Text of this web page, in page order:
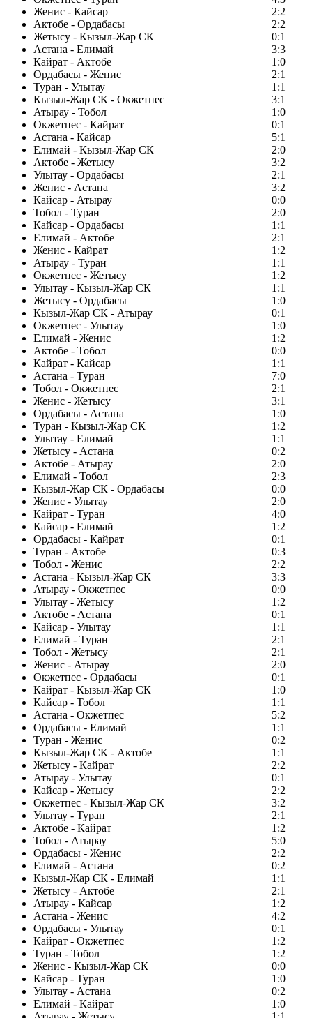
Женис - Кайсар
2:2
Актобе - Ордабасы
2:2
Жетысу - Кызыл-Жар СК
0:1
Астана - Елимай
3:3
Кайрат - Актобе
1:0
Ордабасы - Женис
2:1
Туран - Улытау
1:1
Кызыл-Жар СК - Окжетпес
3:1
Атырау - Тобол
1:0
Окжетпес - Кайрат
0:1
Астана - Кайсар
5:1
Елимай - Кызыл-Жар СК
2:0
Актобе - Жетысу
3:2
Улытау - Ордабасы
2:1
Женис - Астана
3:2
Кайсар - Атырау
0:0
Тобол - Туран
2:0
Кайсар - Ордабасы
1:1
Елимай - Актобе
2:1
Женис - Кайрат
1:2
Атырау - Туран
1:1
Окжетпес - Жетысу
1:2
Улытау - Кызыл-Жар СК
1:1
Жетысу - Ордабасы
1:0
Кызыл-Жар СК - Атырау
0:1
Окжетпес - Улытау
1:0
Елимай - Женис
1:2
Актобе - Тобол
0:0
Кайрат - Кайсар
1:1
Астана - Туран
7:0
Тобол - Окжетпес
2:1
Женис - Жетысу
3:1
Ордабасы - Астана
1:0
Туран - Кызыл-Жар СК
1:2
Улытау - Елимай
1:1
Жетысу - Астана
0:2
Актобе - Атырау
2:0
Елимай - Тобол
2:3
Кызыл-Жар СК - Ордабасы
0:0
Женис - Улытау
2:0
Кайрат - Туран
4:0
Кайсар - Елимай
1:2
Ордабасы - Кайрат
0:1
Туран - Актобе
0:3
Тобол - Женис
2:2
Астана - Кызыл-Жар СК
3:3
Атырау - Окжетпес
0:0
Улытау - Жетысу
1:2
Актобе - Астана
0:1
Кайсар - Улытау
1:1
Елимай - Туран
2:1
Тобол - Жетысу
2:1
Женис - Атырау
2:0
Окжетпес - Ордабасы
0:1
Кайрат - Кызыл-Жар СК
1:0
Кайсар - Тобол
1:1
Астана - Окжетпес
5:2
Ордабасы - Елимай
1:1
Туран - Женис
0:2
Кызыл-Жар СК - Актобе
1:1
Жетысу - Кайрат
2:2
Атырау - Улытау
0:1
Кайсар - Жетысу
2:2
Окжетпес - Кызыл-Жар СК
3:2
Улытау - Туран
2:1
Актобе - Кайрат
1:2
Тобол - Атырау
5:0
Ордабасы - Женис
2:2
Елимай - Астана
0:2
Кызыл-Жар СК - Елимай
1:1
Жетысу - Актобе
2:1
Атырау - Кайсар
1:2
Астана - Женис
4:2
Ордабасы - Улытау
0:1
Кайрат - Окжетпес
1:2
Туран - Тобол
1:2
Женис - Кызыл-Жар СК
0:0
Кайсар - Туран
1:0
Улытау - Астана
0:2
Елимай - Кайрат
1:0